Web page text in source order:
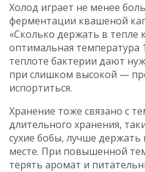
Холод играет не менее
ферментации квашеной
«Сколько держать в тепле
оптимальная температура
теплоте бактерии дают
при слишком высокой —
испортиться.
Хранение тоже связано с
длительного хранения,
сухие бобы, лучше
месте. При повышенной
терять аромат и